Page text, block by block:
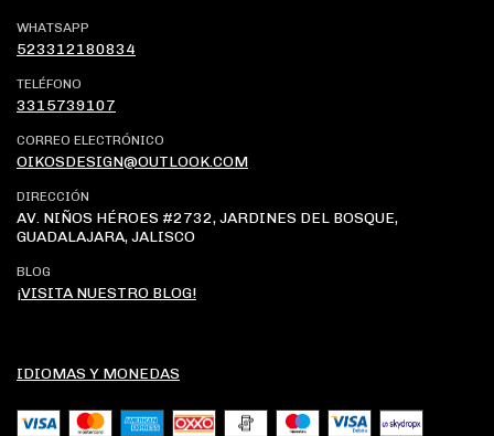
WHATSAPP
523312180834
TELÉFONO
3315739107
CORREO ELECTRÓNICO
OIKOSDESIGN@OUTLOOK.COM
DIRECCIÓN
AV. NIÑOS HÉROES #2732, JARDINES DEL BOSQUE,
GUADALAJARA, JALISCO
BLOG
¡VISITA NUESTRO BLOG!
IDIOMAS Y MONEDAS